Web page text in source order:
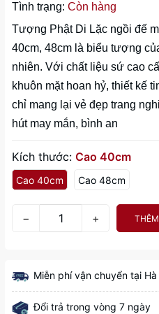
Tình trạng: Còn hàng
Tượng Phật Di Lặc ngồi đế
40cm, 48cm là biểu tượng
nhiên. Với chất liệu sứ cao
khuôn mặt hoan hỷ, thiết kế
chỉ mang lại vẻ đẹp trang
hút may mắn, bình an
Kích thước: Cao 40cm
Cao 40cm Cao 48cm
− +
Miễn phí vận chuyển tại
Đổi trả trong vòng 7 ngày